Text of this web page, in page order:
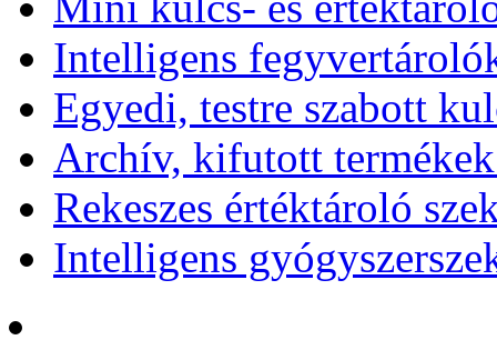
Intelligens
Egyedi, testre szabott
Archív, kifutott
Rekeszes értéktároló
Intelligens